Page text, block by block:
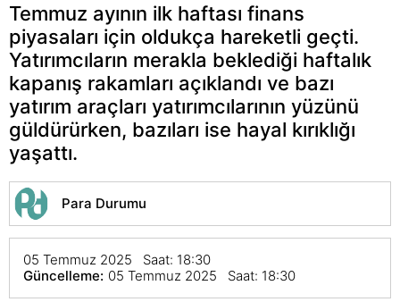
Temmuz ayının ilk haftası finans
piyasaları için oldukça hareketli geçti.
Yatırımcıların merakla beklediği haftalık
kapanış rakamları açıklandı ve bazı
yatırım araçları yatırımcılarının yüzünü
güldürürken, bazıları ise hayal kırıklığı
yaşattı.
Para Durumu
05 Temmuz 2025 Saat: 18:30
Güncelleme: 05 Temmuz 2025 Saat: 18:30